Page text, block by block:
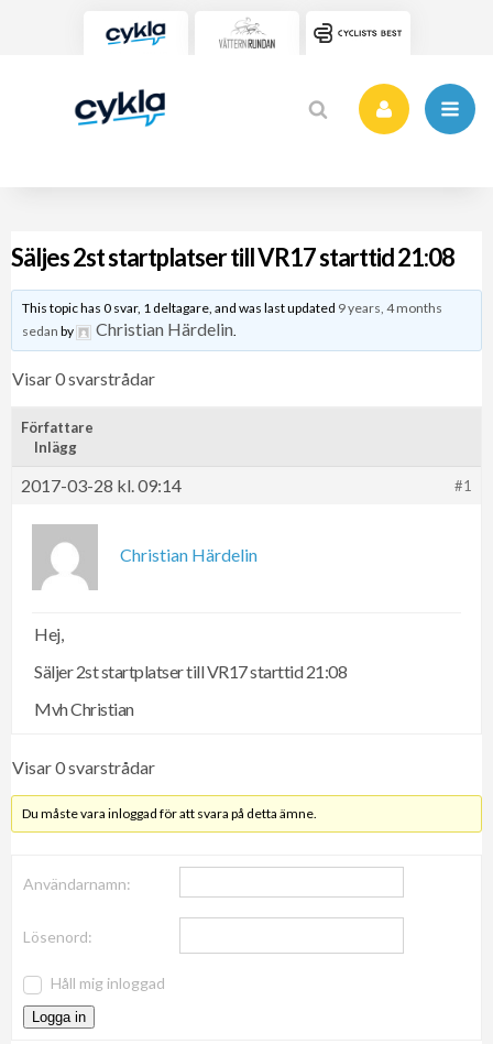
Säljes 2st startplatser till VR17 starttid 21:08
This topic has 0 svar, 1 deltagare, and was last updated 9 years, 4 months
sedan by Christian Härdelin.
Visar 0 svarstrådar
Författare
Inlägg
2017-03-28 kl. 09:14 #1
Christian Härdelin
Hej,
Säljer 2st startplatser till VR17 starttid 21:08
Mvh Christian
Visar 0 svarstrådar
Du måste vara inloggad för att svara på detta ämne.
Användarnamn:
Lösenord:
Håll mig inloggad
Logga in